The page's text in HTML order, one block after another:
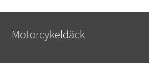
Motorcykeldäck